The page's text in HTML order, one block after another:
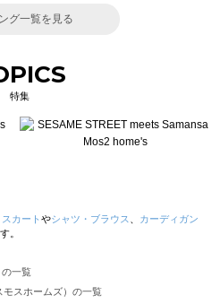
グ一覧を見る
特集
スカート やシャツ・ブラウス
カーディガン
。
一覧
モスホームズ）の一覧